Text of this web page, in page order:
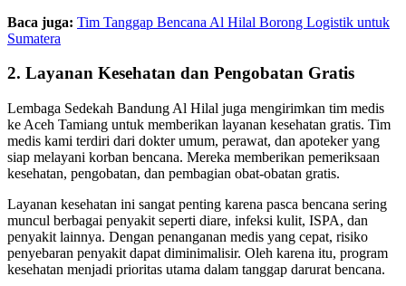
Baca juga: Tim Tanggap Bencana Al Hilal Borong Logistik untuk
Sumatera
2. Layanan Kesehatan dan Pengobatan Gratis
Lembaga Sedekah Bandung Al Hilal juga mengirimkan tim medis
ke Aceh Tamiang untuk memberikan layanan kesehatan gratis. Tim
medis kami terdiri dari dokter umum, perawat, dan apoteker yang
siap melayani korban bencana. Mereka memberikan pemeriksaan
kesehatan, pengobatan, dan pembagian obat-obatan gratis.
Layanan kesehatan ini sangat penting karena pasca bencana sering
muncul berbagai penyakit seperti diare, infeksi kulit, ISPA, dan
penyakit lainnya. Dengan penanganan medis yang cepat, risiko
penyebaran penyakit dapat diminimalisir. Oleh karena itu, program
kesehatan menjadi prioritas utama dalam tanggap darurat bencana.